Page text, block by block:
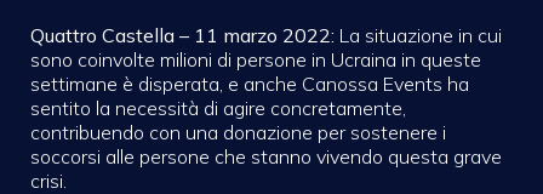
Quattro Castella – 11 marzo 2022: La situazione in cui
sono coinvolte milioni di persone in Ucraina in queste
settimane è disperata, e anche Canossa Events ha
sentito la necessità di agire concretamente,
contribuendo con una donazione per sostenere i
soccorsi alle persone che stanno vivendo questa grave
crisi.